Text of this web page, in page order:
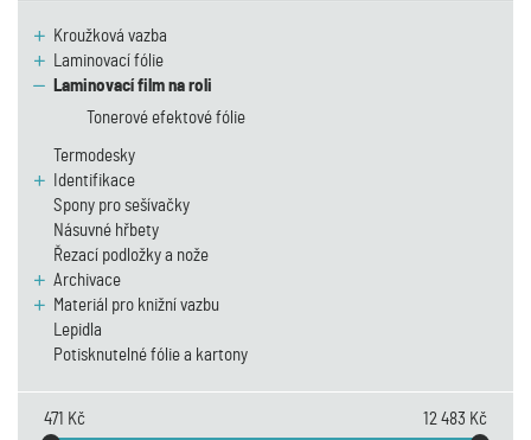
Kroužková vazba
Laminovací fólie
Laminovací film na roli
Tonerové efektové fólie
Termodesky
Identifikace
Spony pro sešívačky
Násuvné hřbety
Řezací podložky a nože
Archivace
Materiál pro knižní vazbu
Lepidla
Potisknutelné fólie a kartony
471 Kč 12 483 Kč